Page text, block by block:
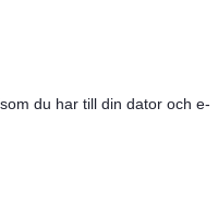
du har till din dator och e-